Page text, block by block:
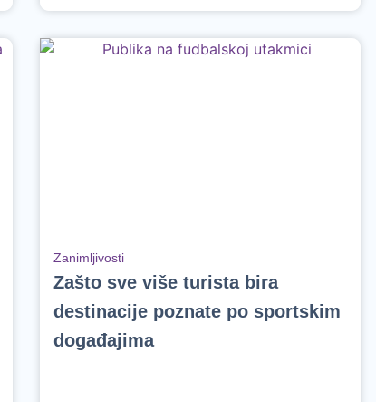
Zanimljivosti
Zašto sve više turista bira
destinacije poznate po sportskim
događajima